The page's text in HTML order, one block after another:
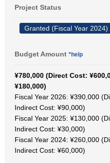
Project Status
Granted (Fiscal Year 2024)
Budget Amount *help
¥780,000 (Direct Cost:
¥180,000)
Fiscal Year 2026: ¥390,000
Indirect Cost: ¥90,000)
Fiscal Year 2025: ¥130,000
Indirect Cost: ¥30,000)
Fiscal Year 2024: ¥260,000
Indirect Cost: ¥60,000)